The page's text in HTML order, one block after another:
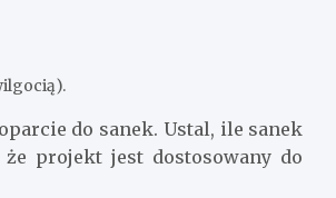
do sanek. Ustal, ile sanek
projekt jest dostosowany do